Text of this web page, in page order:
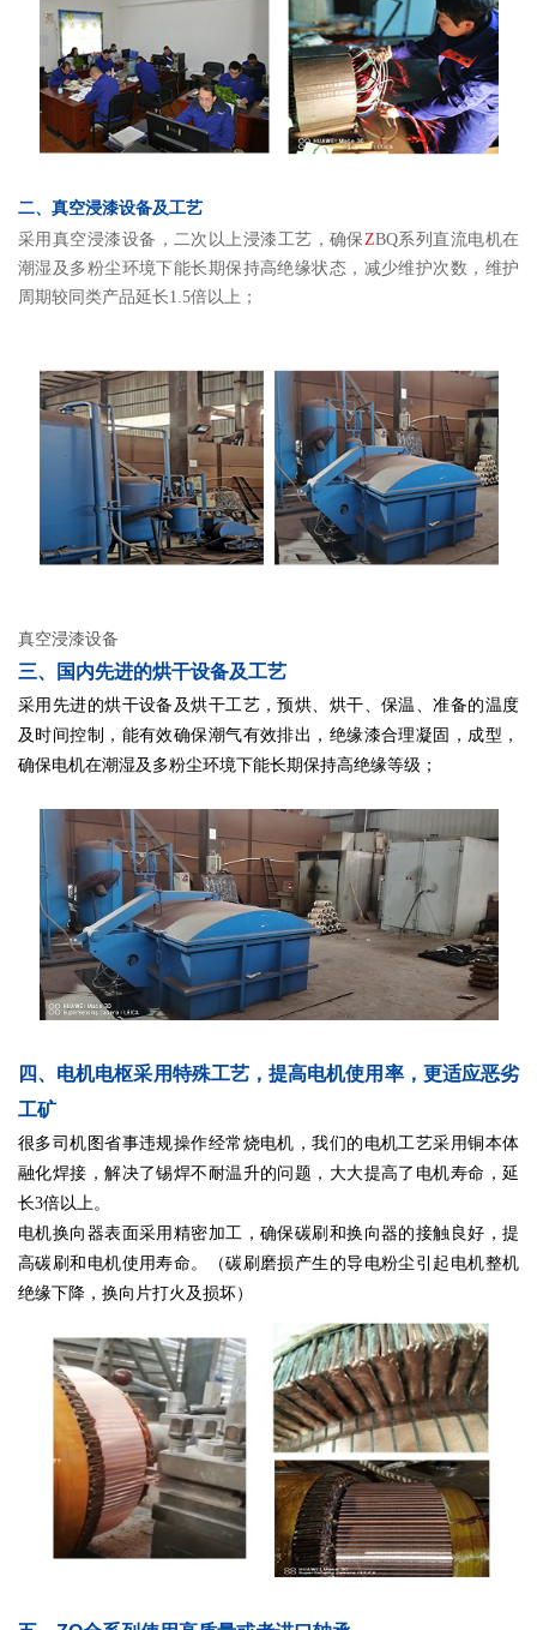
二、真空浸漆设备及工艺
采用真空浸漆设备，二次以上浸漆工艺，确保ZBQ系列直流电机在
潮湿及多粉尘环境下能长期保持高绝缘状态，减少维护次数，维护
周期较同类产品延长1.5倍以上；
真空浸漆设备
三、 国内先进的烘干设备及工艺
采用先进的烘干设备及烘干工艺，预烘、烘干、保温、准备的温度
及时间控制，能有效确保潮气有效排出，绝缘漆合理凝固，成型，
确保电机在潮湿及多粉尘环境下能长期保持高绝缘等级；
四、电机电枢采用特殊工艺，提高电机使用率，更适应恶劣
工矿
很多司机图省事违规操作经常烧电机，我们的电机工艺采用铜本体
融化焊接，解决了锡焊不耐温升的问题，大大提高了电机寿命，延
长3倍以上。
电机换向器表面采用精密加工，确保碳刷和换向器的接触良好，提
高碳刷和电机使用寿命。（碳刷磨损产生的导电粉尘引起电机整机
绝缘下降，换向片打火及损坏）